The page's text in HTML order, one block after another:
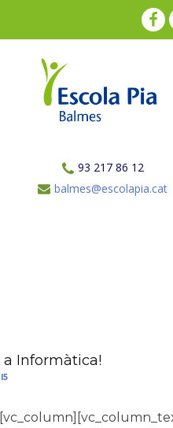
93 217 86 12
balmes@escolapia.cat
a Informàtica!
I5